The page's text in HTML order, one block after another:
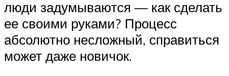
люди задумываются — как сделать
ее своими руками? Процесс
абсолютно несложный, справиться
может даже новичок.